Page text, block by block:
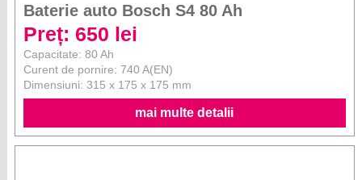
Baterie auto Bosch S4 80 Ah
Preț: 650 lei
Capacitate: 80 Ah
Curent de pornire: 740 A(EN)
Dimensiuni: 315 x 175 x 175 mm
mai multe detalii